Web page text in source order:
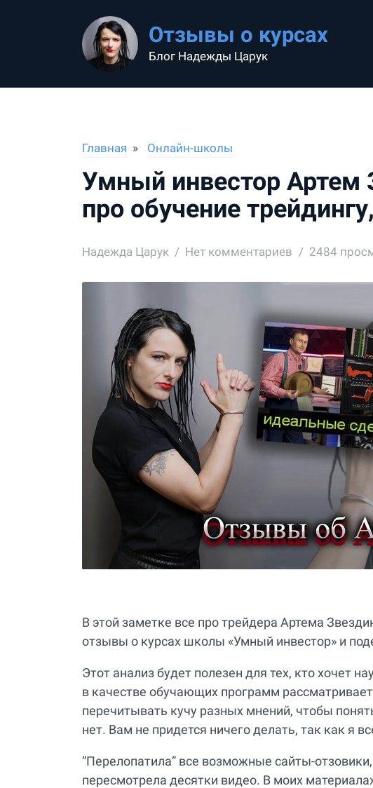
Отзывы о курсах
Блог Надежды Царук
Главная Онлайн-школы
Умный инвестор
про обучение
Надежда Царук Нет комментариев 2484
В этой заметке все про трейдера Артема
отзывы о курсах школы «Умный инвестор» и
Этот анализ будет полезен для тех, кто хочет
в качестве обучающих программ
перечитывать кучу разных мнений, чтобы
нет. Вам не придется ничего делать, так как я
”Перелопатила” все возможные сайты-
пересмотрела десятки видео. В моих